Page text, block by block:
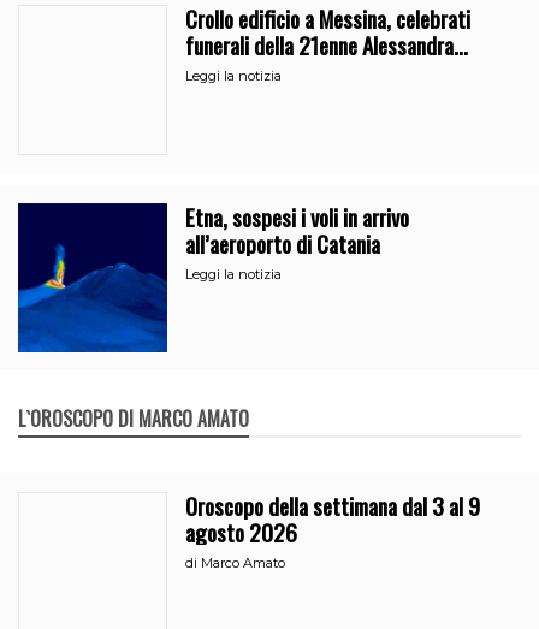
Crollo edificio a Messina, celebrati
funerali della 21enne Alessandra
Frazzica
Leggi la notizia
Etna, sospesi i voli in arrivo
all’aeroporto di Catania
Leggi la notizia
L`OROSCOPO DI MARCO AMATO
Oroscopo della settimana dal 3 al 9
agosto 2026
di Marco Amato